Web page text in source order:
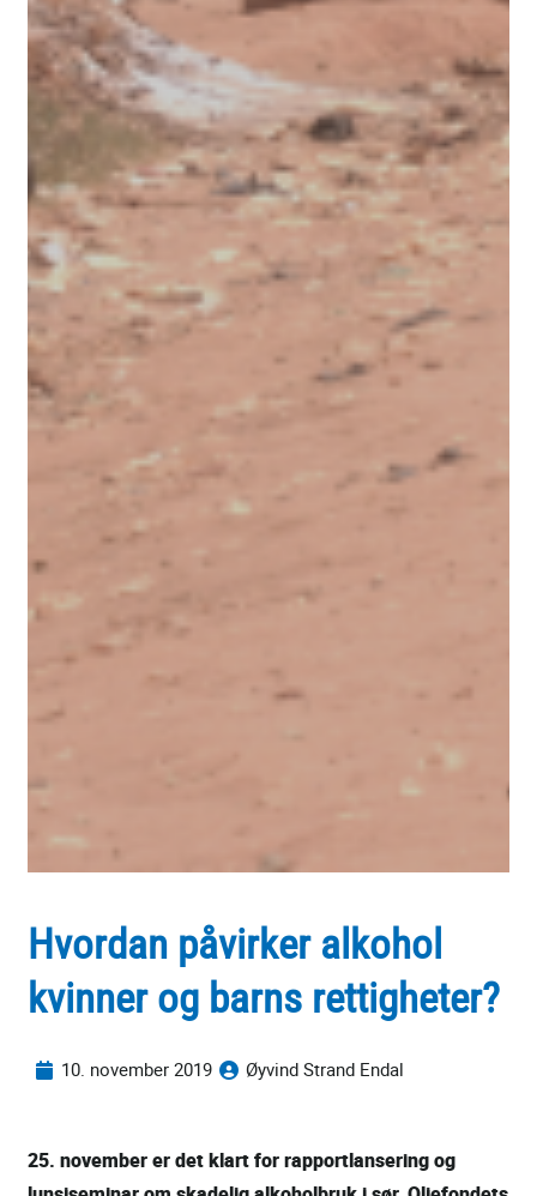
Hvordan påvirker alkohol
kvinner og barns rettigheter?
10. november 2019 Øyvind Strand Endal
25. november er det klart for rapportlansering og